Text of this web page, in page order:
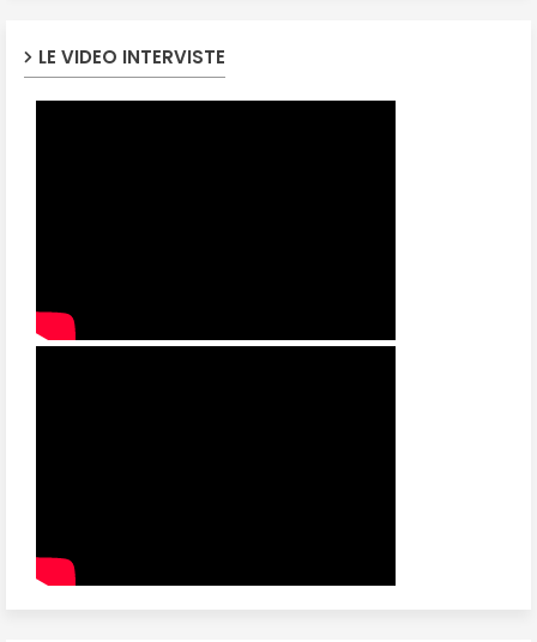
LE VIDEO INTERVISTE